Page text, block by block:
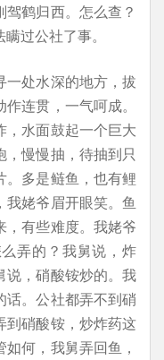
鹤归西。怎么查？
过公社了事。
一处水深的地方，拔
连贯，一气呵成。
，水面鼓起一个巨大
，慢慢抽，待抽到只
。多是鲢鱼，也有鲤
姥爷眉开眼笑。鱼
，有些难度。我姥爷
弄的？我舅说，炸
说，硝酸铵炒的。我
话。公社都弄不到硝
到硝酸铵，炒炸药这
何，我舅弄回鱼，